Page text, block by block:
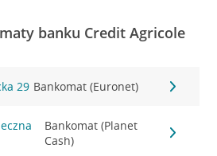
banku Credit Agricole
29 Bankomat (Euronet)
Bankomat (Planet
Cash)